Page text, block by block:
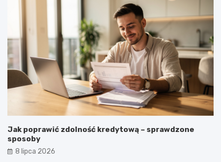
Jak poprawić zdolność kredytową – sprawdzone
sposoby
8 lipca 2026